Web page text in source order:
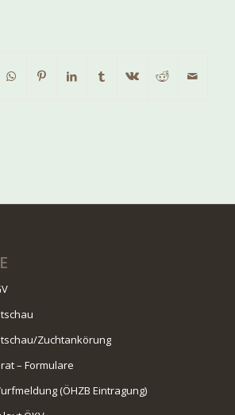
Zuchtankörung
– Formulare
(ÖHZB Eintragung)